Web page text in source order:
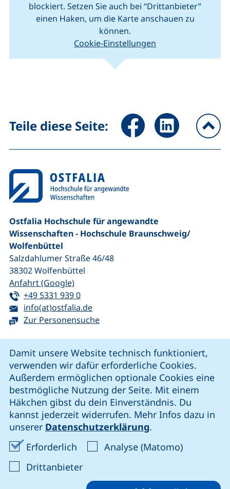
Damit unsere Website technisch funktioniert,
verwenden wir dafür erforderliche Cookies.
Außerdem ermöglichen optionale Cookies eine
bestmögliche Nutzung der Seite. Mit einem
Häkchen gibst du dein Einverständnis. Du
kannst jederzeit widerrufen. Mehr Infos dazu in
unserer Datenschutzerklärung.
Erforderlich Erforderliche Cookies akzeptieren
Analyse (Matomo)Analyse-
Drittanbieter: Cookies von Drittanbieter
blockiert. Setzen Sie auch bei “Drittanbieter”
einen Haken, um die Karte anschauen zu
können.
Cookie-Einstellungen
(externer Link, öffnet neues Fenster).
Kartendaten © Mitwirkende von
Teile diese Seite: Seite über Facebook teilen
Seite über
Ostfalia Hochschule für angewandte
Wissenschaften - Hochschule Braunschweig/​
Wolfenbüttel
Salzdahlumer Straße 46/48
38302Wolfenbüttel
Anfahrt (Google)(externer Link, öffnet neues Fenster)
Tel:
+49 5331 939 0(startet einen Telefonanruf, wenn Ihr
E-Mail:
info(at)ostfalia.de(öffnet Ihr E-Mail-Programm)
Zur Personensuche
unsere Facebook-Seite (externer Link, öffnet neues
unsere LinkedIn-Seite (externer Link, öffnet
unsere Instagram-Seite (externer Link,
unsere YouTube-Seite (externer
Cookie-Einstellungen
Impressum
Datenschutz
Erklärung zur Barrierefreiheit